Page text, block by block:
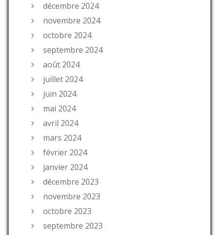
décembre 2024
novembre 2024
octobre 2024
septembre 2024
août 2024
juillet 2024
juin 2024
mai 2024
avril 2024
mars 2024
février 2024
janvier 2024
décembre 2023
novembre 2023
octobre 2023
septembre 2023